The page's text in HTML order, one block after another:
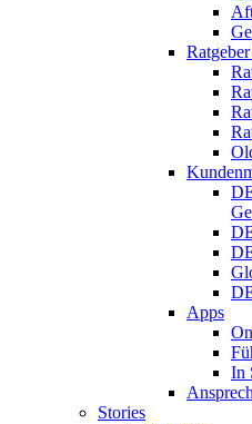
Apps
In
Stories